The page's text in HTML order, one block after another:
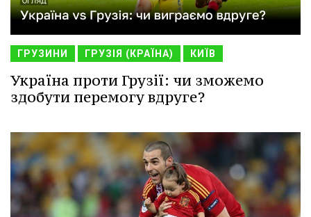
ГРУЗИНИ ГРУЗІЯ (КРАЇНА) КИЇВ
Україна проти Грузії: чи зможемо
здобути перемогу вдруге?